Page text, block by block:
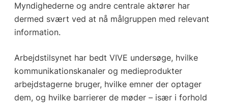
Myndighederne og andre centrale aktører har
dermed svært ved at nå målgruppen med relevant
information.
Arbejdstilsynet har bedt VIVE undersøge, hvilke
kommunikationskanaler og medieprodukter
arbejdstagerne bruger, hvilke emner der optager
dem, og hvilke barrierer de møder – især i forhold